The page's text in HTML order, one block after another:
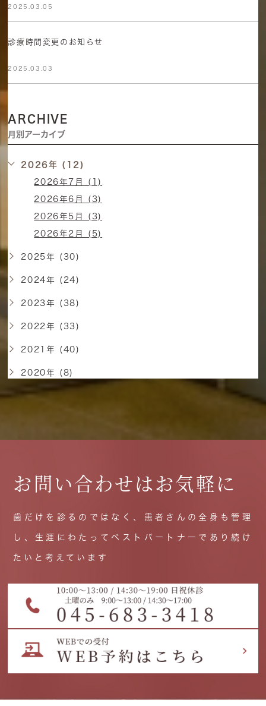
2025.03.05
診療時間変更のお知らせ
2025.03.03
ARCHIVE
月別アーカイブ
2026年 (12)
2026年7月 (1)
2026年6月 (3)
2026年5月 (3)
2026年2月 (5)
2025年 (30)
2024年 (24)
2023年 (38)
2022年 (33)
2021年 (40)
2020年 (8)
お問い合わせはお気軽に
歯だけを診るのではなく、患者さんの全身も管理
し、生涯にわたってベストパートナーであり続け
たいと考えています